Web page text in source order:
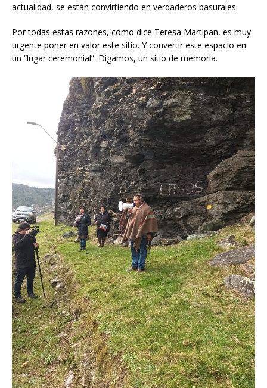
actualidad, se están convirtiendo en verdaderos basurales.
Por todas estas razones, como dice Teresa Martipan, es muy
urgente poner en valor este sitio. Y convertir este espacio en
un “lugar ceremonial”. Digamos, un sitio de memoria.